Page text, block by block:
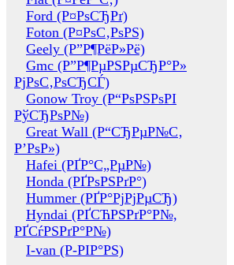
Ford (Р¤РѕСЂРґ)
Foton (Р¤РѕС‚РѕРЅ)
Geely (Р”Р¶РёР»Рё)
Gmc (Р”Р¶РµРЅРµСЂР°Р»
РјРѕС‚РѕСЂСЃ)
Gonow Troy (Р“РѕРЅРѕРІ
РўСЂРѕР№)
Great Wall (Р“СЂРµР№С‚
Р’РѕР»)
Hafei (РҐР°С„РµР№)
Honda (РҐРѕРЅРґР°)
Hummer (РҐР°РјРјРµСЂ)
Hyndai (РҐСЋРЅРґР°Р№,
РҐСѓРЅРґР°Р№)
I-van (Р-РІР°РЅ)